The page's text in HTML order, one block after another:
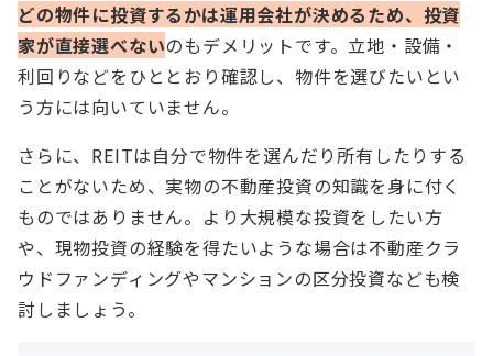
どの物件に投資するかは運用会社が決めるため、投資
家が直接選べないのもデメリットです。立地・設備・
利回りなどをひととおり確認し、物件を選びたいとい
う方には向いていません。
さらに、REITは自分で物件を選んだり所有したりする
ことがないため、実物の不動産投資の知識を身に付く
ものではありません。より大規模な投資をしたい方
や、現物投資の経験を得たいような場合は不動産クラ
ウドファンディングやマンションの区分投資なども検
討しましょう。